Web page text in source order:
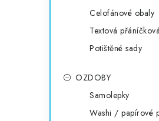
Celofánové obaly
Textová
Potištěné sady
OZDOBY
Samolepky
Washi / papírové